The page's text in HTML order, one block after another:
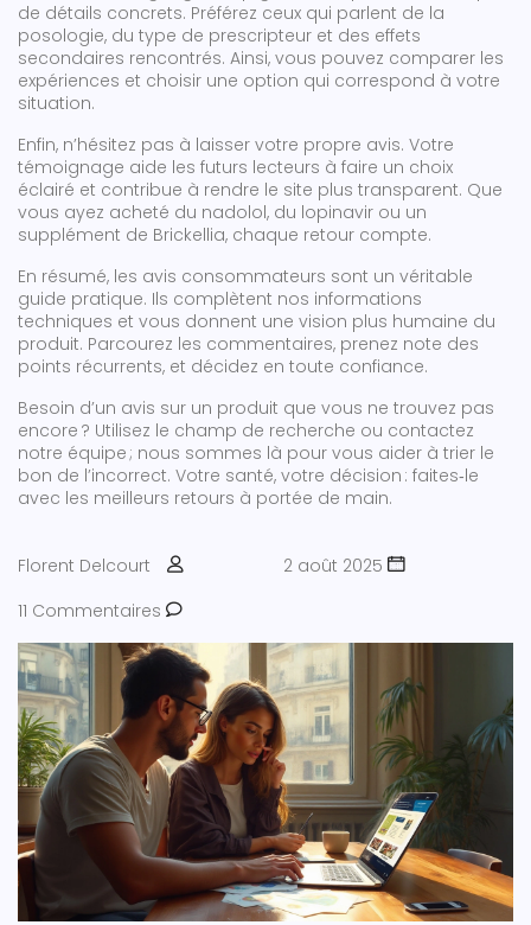
de détails concrets. Préférez ceux qui parlent de la
posologie, du type de prescripteur et des effets
secondaires rencontrés. Ainsi, vous pouvez comparer les
expériences et choisir une option qui correspond à votre
situation.
Enfin, n’hésitez pas à laisser votre propre avis. Votre
témoignage aide les futurs lecteurs à faire un choix
éclairé et contribue à rendre le site plus transparent. Que
vous ayez acheté du nadolol, du lopinavir ou un
supplément de Brickellia, chaque retour compte.
En résumé, les avis consommateurs sont un véritable
guide pratique. Ils complètent nos informations
techniques et vous donnent une vision plus humaine du
produit. Parcourez les commentaires, prenez note des
points récurrents, et décidez en toute confiance.
Besoin d’un avis sur un produit que vous ne trouvez pas
encore ? Utilisez le champ de recherche ou contactez
notre équipe ; nous sommes là pour vous aider à trier le
bon de l’incorrect. Votre santé, votre décision : faites‑le
avec les meilleurs retours à portée de main.
Florent Delcourt
2 août 2025
11 Commentaires